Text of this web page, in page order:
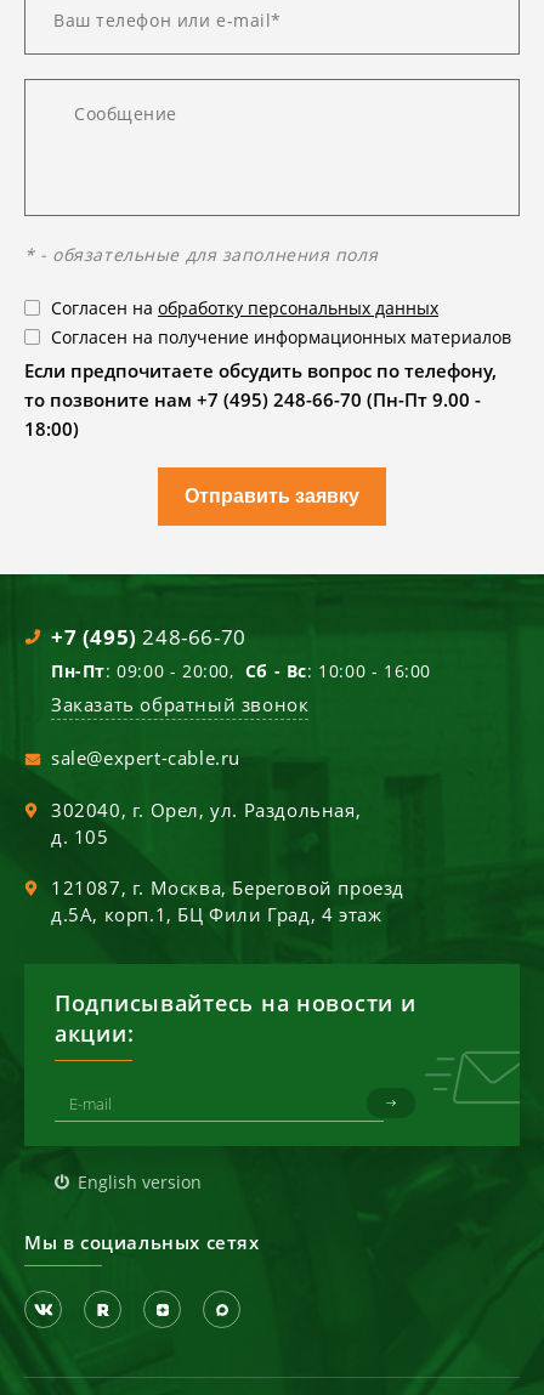
* - обязательные для заполнения поля
Согласен на обработку персональных данных
Согласен на получение информационных материалов
Если предпочитаете обсудить вопрос по телефону,
то позвоните нам +7 (495) 248-66-70 (Пн-Пт 9.00 -
18:00)
Отправить заявку
+7 (495) 248-66-70
Пн-Пт: 09:00 - 20:00, Сб - Вс: 10:00 - 16:00
Заказать обратный звонок
sale@expert-cable.ru
302040, г. Орел,ул. Раздольная,
д. 105
121087, г. Москва, Береговой проезд
д.5А, корп.1, БЦ Фили Град, 4 этаж
Подписывайтесь на новости и
акции:
English version
Мы в социальных сетях